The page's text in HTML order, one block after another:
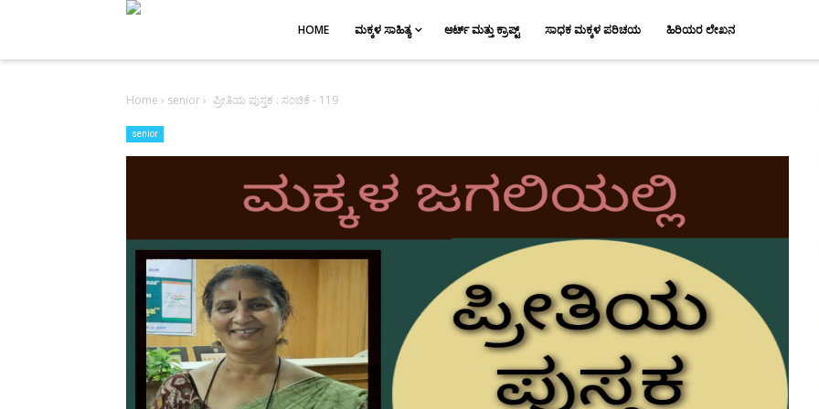
HOME ಮಕ್ಕಳ ಸಾಹಿತ್ಯ ಆರ್ಟ್ ಮತ್ತು ಕ್ರಾಪ್ಟ್ ಸಾಧಕ ಮಕ್ಕಳ ಪರಿಚಯ ಹಿರಿಯರ ಲೇಖನ
Home › senior› ಪ್ರೀತಿಯ ಪುಸ್ತಕ : ಸಂಚಿಕೆ - 119
senior